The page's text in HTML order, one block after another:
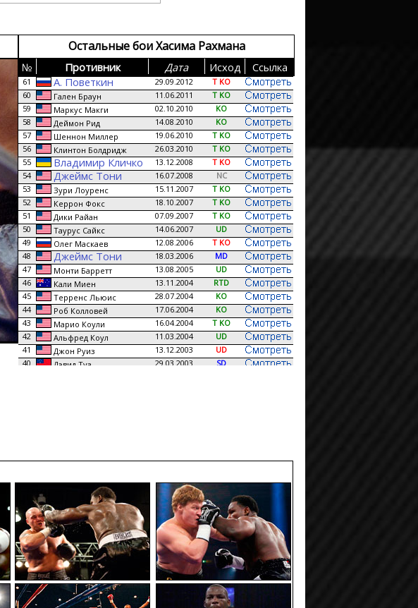
Остальные бои Хасима Рахмана
№ Противник Дата Исход Сcылка
61 А. Поветкин 29.09.2012
T KO
60
Гален Браун 11.06.2011
T KO
59
Маркус Макги 02.10.2010
KO
58
Деймон Рид 14.08.2010
KO
57
Шеннон Миллер 19.06.2010
T KO
56
Клинтон Болдридж 26.03.2010
T KO
55
Владимир Кличко 13.12.2008
T KO
54
Джеймс Тони 16.07.2008
NC
53
Зури Лоуренс 15.11.2007
T KO
52
Керрон Фокс 18.10.2007
T KO
51
Дики Райан 07.09.2007
T KO
50
Таурус Сайкс 14.06.2007
UD
49
Олег Маскаев 12.08.2006
T KO
48
Джеймс Тони 18.03.2006
MD
47
Монти Барретт 13.08.2005
UD
46
Кали Миен 13.11.2004
RTD
45
Терренс Льюис 28.07.2004
KO
44
Роб Колловей 17.06.2004
KO
43
Марио Коули 16.04.2004
T KO
42
Альфред Коул 11.03.2004
UD
41
Джон Руиз 13.12.2003
UD
40
Дэвид Туа 29.03.2003
SD
Олег Маскаев
31
Майкл Раш 12.03.1999
T KO
Дэвид Туа 19.12.1998
T KO
29
Геринг Лейн 09.07.1998
T KO
28
Стив Пеннелл 24.04.1998
KO
27
Мелвин Фостер 14.03.1998
T KO
26
Джесси Фергюсон 31.01.1998
UD
25
Туй Тоя 04.12.1997
KO
24
Обед Салливан 01.11.1997
MD
23
Джефф Вуден
T KO
22
Маршалл Тиллман
KO